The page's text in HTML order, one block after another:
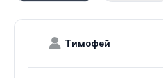
Тимофей